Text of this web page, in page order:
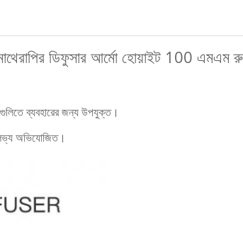
ডিফুসার আর্মো হোয়াইট 100 এমএম
ব্যবহারের জন্য উপযুক্ত।
অভিযোজিত।